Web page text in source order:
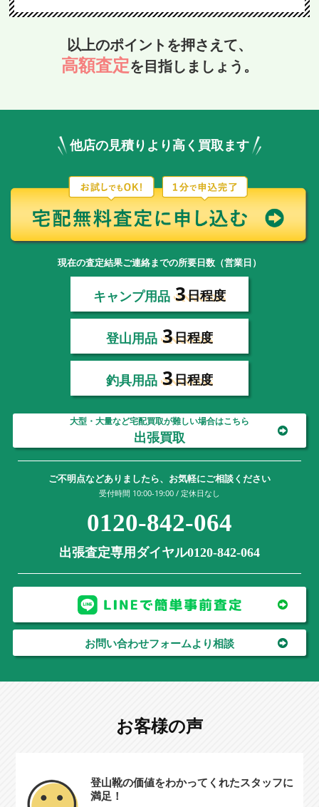
以上のポイントを押さえて、
高額査定を目指しましょう。
他店の見積りより高く買取ます
現在の査定結果ご連絡までの所要日数（営業日）
キャンプ用品 3日程度
登山用品 3日程度
釣具用品 3日程度
大型・大量など宅配買取が難しい場合はこちら
出張買取
ご不明点などありましたら、お気軽にご相談ください
受付時間 10:00-19:00 / 定休日なし
0120-842-064
出張査定専用ダイヤル0120-842-064
お問い合わせフォームより相談
お客様の声
登山靴の価値をわかってくれたスタッフに
満足！